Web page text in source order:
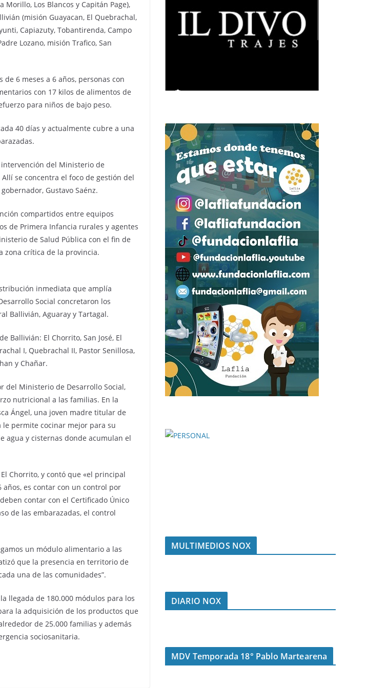
Morillo, Los Blancos y Capitán Page),
(misión Guayacan, El Quebrachal,
Capiazuty, Tobantirenda, Campo
Lozano, misión Trafico, San
6 meses a 6 años, personas con
con 17 kilos de alimentos de
para niños de bajo peso.
40 días y actualmente cubre a una
del Ministerio de
se concentra el foco de gestión del
Gustavo Saénz.
compartidos entre equipos
de Primera Infancia rurales y agentes
de Salud Pública con el fin de
zona crítica de la provincia.
inmediata que amplía
Social concretaron los
Ballivián, Aguaray y Tartagal.
Ballivián: El Chorrito, San José, El
I, Quebrachal II, Pastor Senillosa,
y Chañar.
del Ministerio de Desarrollo Social,
nutricional a las familias. En la
Ángel, una joven madre titular de
permite cocinar mejor para su
agua y cisternas donde acumulan el
Chorrito, y contó que «el principal
es contar con un control por
contar con el Certificado Único
de las embarazadas, el control
un módulo alimentario a las
que la presencia en territorio de
una de las comunidades”.
llegada de 180.000 módulos para los
la adquisición de los productos que
de 25.000 familias y además
sociosanitaria.
MULTIMEDIOS NOX
DIARIO NOX
MDV Temporada 18° Pablo Martearena